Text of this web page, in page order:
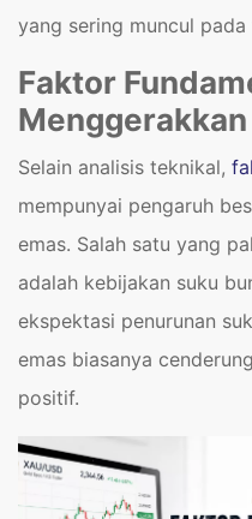
yang sering muncul
Faktor
Menggerakkan
Selain analisis teknikal,
mempunyai pengaruh
emas. Salah satu yang
adalah kebijakan suku
ekspektasi penurunan
emas biasanya
positif.